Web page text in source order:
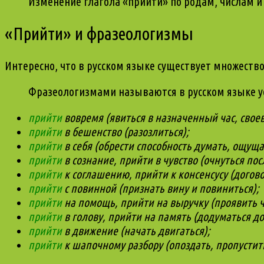
«Прийти» и фразеологизмы
Интересно, что в русском языке существует
Фразеологизмами называются в русском языке
прийтивовремя (явиться в назначенный час,
прийтив бешенство (разозлиться);
прийтив себя (обрести способность думать,
прийтив сознание, прийти в чувство (очнуться
прийтик соглашению, прийти к консенсусу
прийтис повинной (признать вину и повиниться);
прийтина помощь, прийти на выручку (проявить
прийтив голову, прийти на память (додуматься
прийтив движение (начать двигаться);
прийтик шапочному разбору (опоздать,